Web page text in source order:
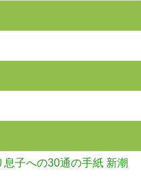
息子への30通の手紙 新潮